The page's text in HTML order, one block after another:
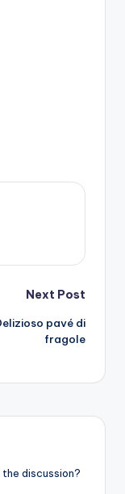
Next Post
pavé di
fragole
discussion?